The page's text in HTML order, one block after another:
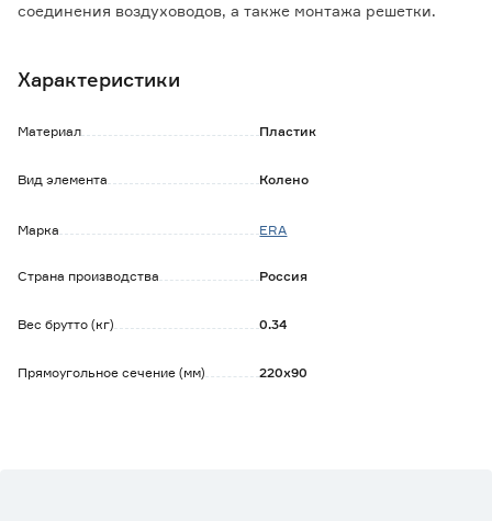
соединения воздуховодов, а также монтажа решетки.
Характеристики
Материал Пластик
Вид элемента Колено
Марка ERA
Страна производства Россия
Вес брутто (кг) 0.34
Прямоугольное сечение (мм) 220х90